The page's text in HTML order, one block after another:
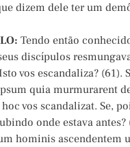
dizem dele ter um
Tendo então
discípulos
vos escandaliza? (61).
quia murmurarent
vos scandalizat. Se,
onde estava antes?
hominis ascendentem